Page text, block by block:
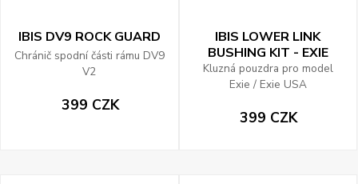
IBIS DV9 ROCK GUARD
Chránič spodní části rámu DV9
V2
399 CZK
IBIS LOWER LINK
BUSHING KIT - EXIE
Kluzná pouzdra pro model
Exie / Exie USA
399 CZK